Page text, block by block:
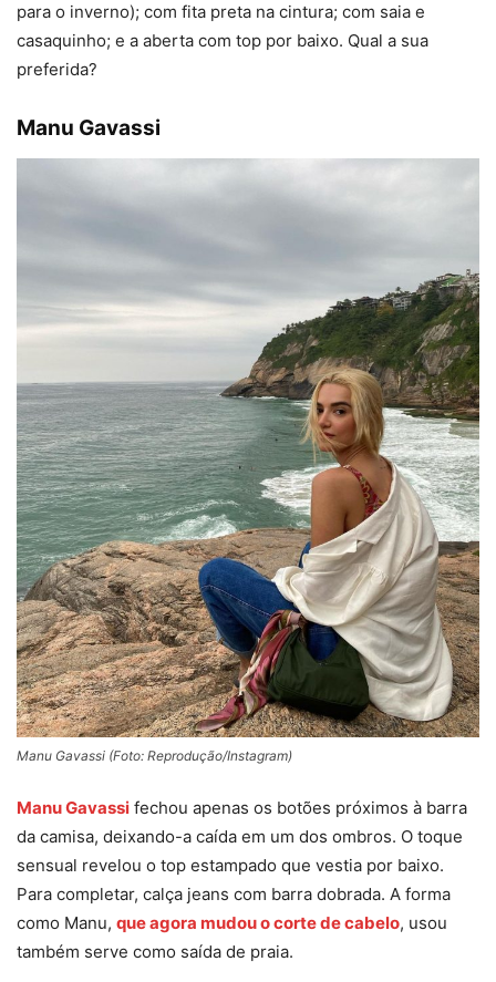
para o inverno); com fita preta na cintura; com saia e
casaquinho; e a aberta com top por baixo. Qual a sua
preferida?
Manu Gavassi
Manu Gavassi (Foto: Reprodução/Instagram)
Manu Gavassi fechou apenas os botões próximos à barra
da camisa, deixando-a caída em um dos ombros. O toque
sensual revelou o top estampado que vestia por baixo.
Para completar, calça jeans com barra dobrada. A forma
como Manu, que agora mudou o corte de cabelo, usou
também serve como saída de praia.